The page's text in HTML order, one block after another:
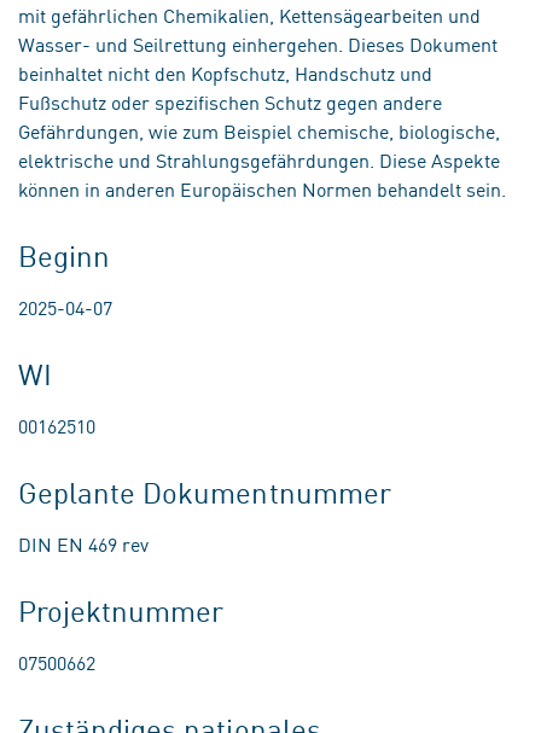
mit gefährlichen Chemikalien, Kettensägearbeiten und
Wasser- und Seilrettung einhergehen. Dieses Dokument
beinhaltet nicht den Kopfschutz, Handschutz und
Fußschutz oder spezifischen Schutz gegen andere
Gefährdungen, wie zum Beispiel chemische, biologische,
elektrische und Strahlungsgefährdungen. Diese Aspekte
können in anderen Europäischen Normen behandelt sein.
Beginn
2025-04-07
WI
00162510
Geplante Dokumentnummer
DIN EN 469 rev
Projektnummer
07500662